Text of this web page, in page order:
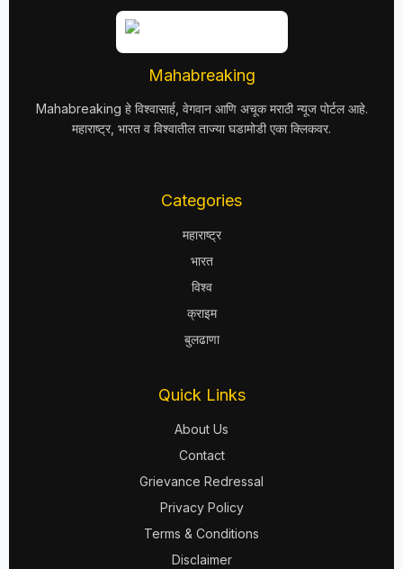
Mahabreaking
Mahabreaking हे विश्वासार्ह, वेगवान आणि अचूक मराठी न्यूज पोर्टल आहे.
महाराष्ट्र, भारत व विश्वातील ताज्या घडामोडी एका क्लिकवर.
Categories
महाराष्ट्र
भारत
विश्व
क्राइम
बुलढाणा
Quick Links
About Us
Contact
Grievance Redressal
Privacy Policy
Terms & Conditions
Disclaimer